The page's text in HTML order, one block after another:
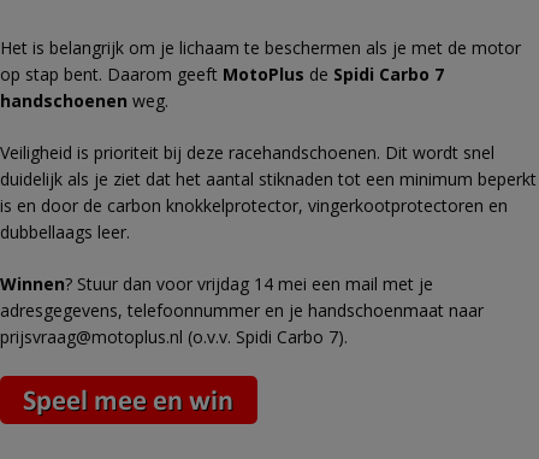
Het is belangrijk om je lichaam te beschermen als je met de motor
op stap bent. Daarom geeft MotoPlus de Spidi Carbo 7
handschoenen weg.
Veiligheid is prioriteit bij deze racehandschoenen. Dit wordt snel
duidelijk als je ziet dat het aantal stiknaden tot een minimum beperkt
is en door de carbon knokkelprotector, vingerkootprotectoren en
dubbellaags leer.
Winnen? Stuur dan voor vrijdag 14 mei een mail met je
adresgegevens, telefoonnummer en je handschoenmaat naar
prijsvraag@motoplus.nl (o.v.v. Spidi Carbo 7).